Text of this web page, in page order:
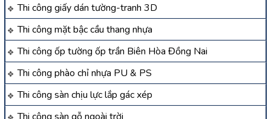
Thi công giấy dán tường-tranh 3D
Thi công mặt bậc cầu thang nhựa
Thi công ốp tường ốp trần Biên Hòa Đồng Nai
Thi công phào chỉ nhựa PU & PS
Thi công sàn chịu lực lắp gác xép
Thi công sàn gỗ ngoài trời